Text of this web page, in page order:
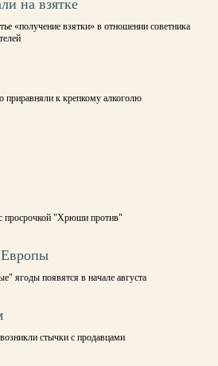
на взятке
«получение взятки» в отношении советника
приравняли к крепкому алкоголю
с просрочкой "Хрюши против"
Европы
ягоды появятся в начале августа
стычки с продавцами